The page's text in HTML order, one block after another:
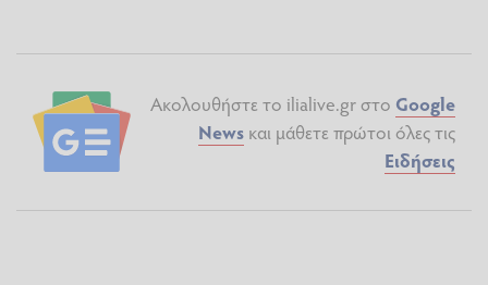
Ακολουθήστε το ilialive.gr στο Google
News και μάθετε πρώτοι όλες τις
Ειδήσεις